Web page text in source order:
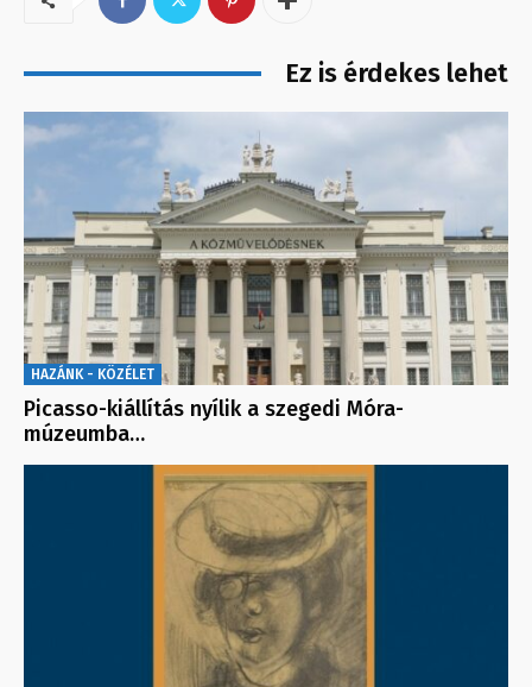
Ez is érdekes lehet
HAZÁNK - KÖZÉLET
Picasso-kiállítás nyílik a szegedi Móra-
múzeumba…